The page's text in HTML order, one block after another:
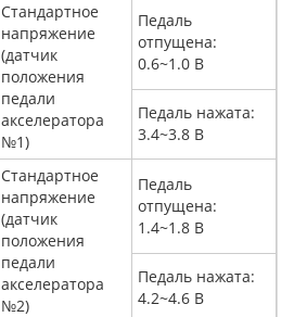
Стандартное
напряжение
(датчик
положения
педали
акселератора
№1)
Педаль
отпущена:
0.6~1.0 В
Педаль нажата:
3.4~3.8 В
Стандартное
напряжение
(датчик
положения
педали
акселератора
№2)
Педаль
отпущена:
1.4~1.8 В
Педаль нажата:
4.2~4.6 В